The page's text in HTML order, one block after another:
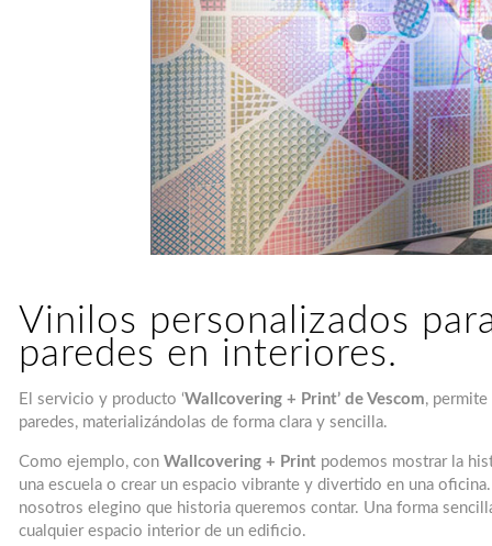
Vinilos personalizados
paredes en interiores.
El servicio y producto ‘Wallcovering + Print’ de Vescom, permite
paredes, materializándolas de forma clara y sencilla.
Como ejemplo, conWallcovering + Print podemos mostrar la
una escuela o crear un espacio vibrante y divertido en una
nosotros elegino que historia queremos contar. Una forma
cualquier espacio interior de un edificio.